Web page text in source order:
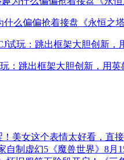
么偏偏抢着接盘《永恒之
玩：跳出框架大胆创新，用
美女这个表情太好看，直
自制虚幻5《魔兽世界》8月